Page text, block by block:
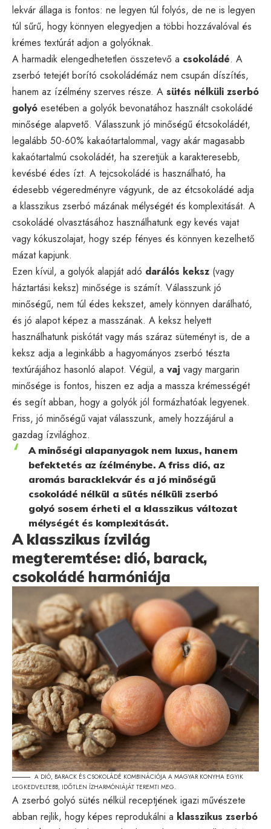
lekvár állaga is fontos: ne legyen túl folyós, de ne is legyen
túl sűrű, hogy könnyen elegyedjen a többi hozzávalóval és
krémes textúrát adjon a golyóknak.
A harmadik elengedhetetlen összetevő a csokoládé. A
zserbó tetejét borító csokoládémáz nem csupán díszítés,
hanem az ízélmény szerves része. A sütés nélküli zserbó
golyó esetében a golyók bevonatához használt csokoládé
minősége alapvető. Válasszunk jó minőségű étcsokoládét,
legalább 50-60% kakaótartalommal, vagy akár magasabb
kakaótartalmú csokoládét, ha szeretjük a karakteresebb,
kevésbé édes ízt. A tejcsokoládé is használható, ha
édesebb végeredményre vágyunk, de az étcsokoládé adja
a klasszikus zserbó mázának mélységét és komplexitását. A
csokoládé olvasztásához használhatunk egy kevés vajat
vagy kókuszolajat, hogy szép fényes és könnyen kezelhető
mázat kapjunk.
Ezen kívül, a golyók alapját adó darálós keksz (vagy
háztartási keksz) minősége is számít. Válasszunk jó
minőségű, nem túl édes kekszet, amely könnyen darálható,
és jó alapot képez a masszának. A keksz helyett
használhatunk piskótát vagy más száraz süteményt is, de a
keksz adja a leginkább a hagyományos zserbó tészta
textúrájához hasonló alapot. Végül, a vaj vagy margarin
minősége is fontos, hiszen ez adja a massza krémességét
és segít abban, hogy a golyók jól formázhatóak legyenek.
Friss, jó minőségű vajat válasszunk, amely hozzájárul a
gazdag ízvilághoz.
A minőségi alapanyagok nem luxus, hanem
befektetés az ízélménybe. A friss dió, az
aromás baracklekvár és a jó minőségű
csokoládé nélkül a sütés nélküli zserbó
golyó sosem érheti el a klasszikus változat
mélységét és komplexitását.
A klasszikus ízvilág
megteremtése: dió, barack,
csokoládé harmóniája
A DIÓ, BARACK ÉS CSOKOLÁDÉ KOMBINÁCIÓJA A MAGYAR KONYHA EGYIK
LEGKEDVELTEBB, IDŐTLEN ÍZHARMÓNIÁJÁT TEREMTI MEG.
A zserbó golyó sütés nélkül receptjének igazi művészete
abban rejlik, hogy képes reprodukálni a klasszikus zserbó